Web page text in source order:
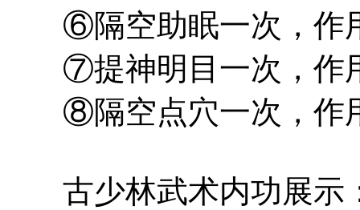
⑥隔空助眠一次，作
⑦提神明目一次，作
⑧隔空点穴一次，作
古少林武术内功展示